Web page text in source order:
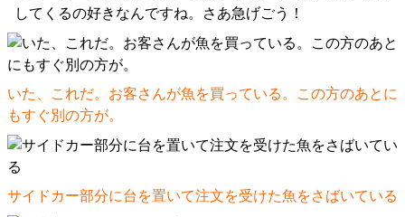
してくるの好きなんですね。さあ急げごう！
いた、これだ。お客さんが魚を買っている。この方のあとに
もすぐ別の方が。
サイドカー部分に台を置いて注文を受けた魚をさばいている